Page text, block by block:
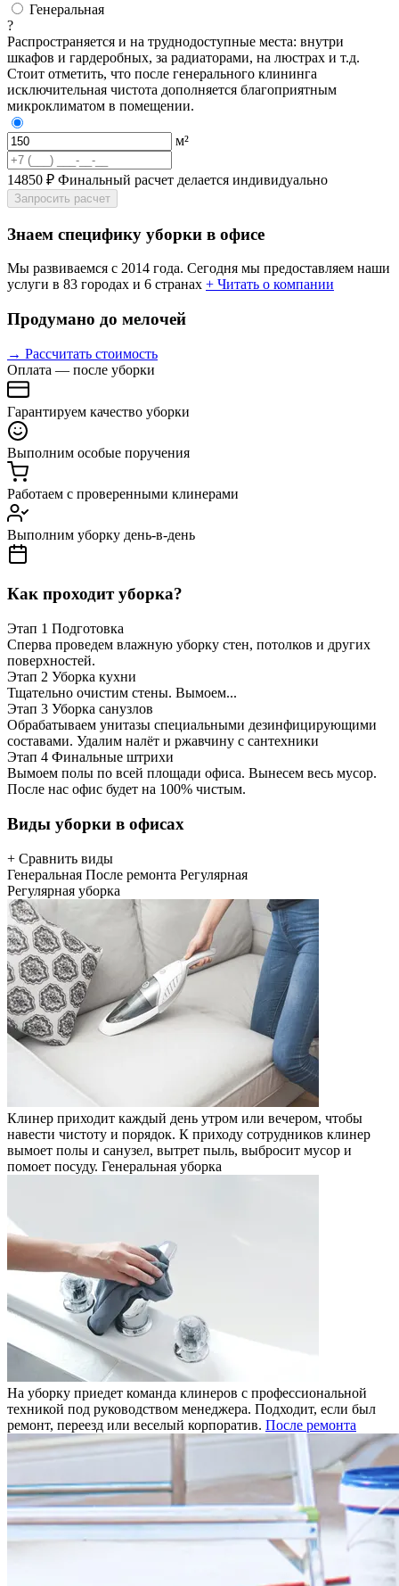
Генеральная
?
Распространяется и на труднодоступные места: внутри
шкафов и гардеробных, за радиаторами, на люстрах и т.д.
Стоит отметить, что после генерального клининга
исключительная чистота дополняется благоприятным
микроклиматом в помещении.
м²
14850 ₽ Финальный расчет делается индивидуально
Запросить расчет
Знаем специфику уборки в офисе
Мы развиваемся с 2014 года. Сегодня мы предоставляем наши
услуги в 83 городах и 6 странах + Читать о компании
Продумано до мелочей
→ Рассчитать стоимость
Оплата — после уборки
Гарантируем качество уборки
Выполним особые поручения
Работаем с проверенными клинерами
Выполним уборку день-в-день
Как проходит уборка?
Этап 1 Подготовка
Сперва проведем влажную уборку стен, потолков и других
поверхностей.
Этап 2 Уборка кухни
Тщательно очистим стены. Вымоем...
Этап 3 Уборка санузлов
Обрабатываем унитазы специальными дезинфицирующими
составами. Удалим налёт и ржавчину с сантехники
Этап 4 Финальные штрихи
Вымоем полы по всей площади офиса. Вынесем весь мусор.
После нас офис будет на 100% чистым.
Виды уборки в офисах
+ Сравнить виды
Генеральная После ремонта Регулярная
Регулярная уборка
Клинер приходит каждый день утром или вечером, чтобы
навести чистоту и порядок. К приходу сотрудников клинер
вымоет полы и санузел, вытрет пыль, выбросит мусор и
помоет посуду. Генеральная уборка
На уборку приедет команда клинеров с профессиональной
техникой под руководством менеджера. Подходит, если был
ремонт, переезд или веселый корпоратив. После ремонта